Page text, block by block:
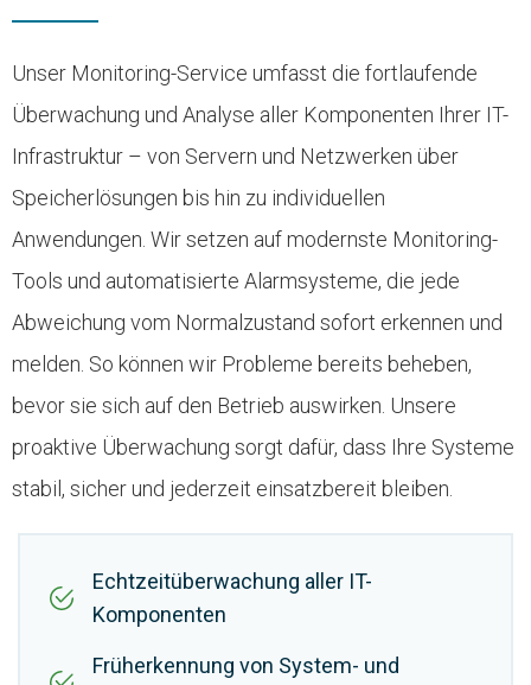
Unser Monitoring-Service umfasst die fortlaufende
Überwachung und Analyse aller Komponenten Ihrer IT-
Infrastruktur – von Servern und Netzwerken über
Speicherlösungen bis hin zu individuellen
Anwendungen. Wir setzen auf modernste Monitoring-
Tools und automatisierte Alarmsysteme, die jede
Abweichung vom Normalzustand sofort erkennen und
melden. So können wir Probleme bereits beheben,
bevor sie sich auf den Betrieb auswirken. Unsere
proaktive Überwachung sorgt dafür, dass Ihre Systeme
stabil, sicher und jederzeit einsatzbereit bleiben.
Echtzeitüberwachung aller IT-
Komponenten
Früherkennung von System- und